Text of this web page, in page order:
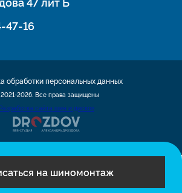
на шиномонтаж
47-16
2026. Все права защищены
Разработка сайта шин и дисков
обработки персональных данных